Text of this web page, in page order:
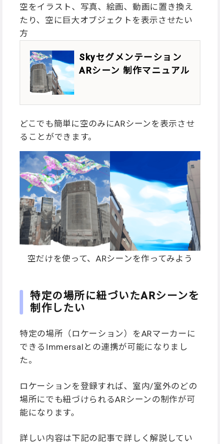
空をイラスト、写真、絵画、動画に置き換え
たり、空に巨大オブジェクトを表示させたい
方
Skyセグメンテーション
ARシーン 制作マニュアル
どこでも簡単に空のみにARシーンを表示させ
ることができます。
空だけを使って、ARシーンを作ってみよう
特定の場所に紐づいたARシーンを
制作したい
特定の場所（ロケーション）をARマーカーに
できるImmersalとの連携が可能になりまし
た。
ロケーションを登録すれば、室内/室外のどの
場所にでも紐づけられるARシーンの制作が可
能になります。
詳しい内容は下記の記事で詳しく解説してい